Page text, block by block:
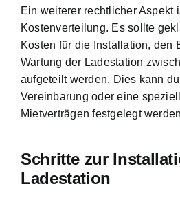
Ein weiterer rechtlicher Aspekt
Kostenverteilung. Es sollte
Kosten für die Installation, den
Wartung der Ladestation
aufgeteilt werden. Dies kann
Vereinbarung oder eine
Mietverträgen festgelegt
Schritte zur
Ladestation